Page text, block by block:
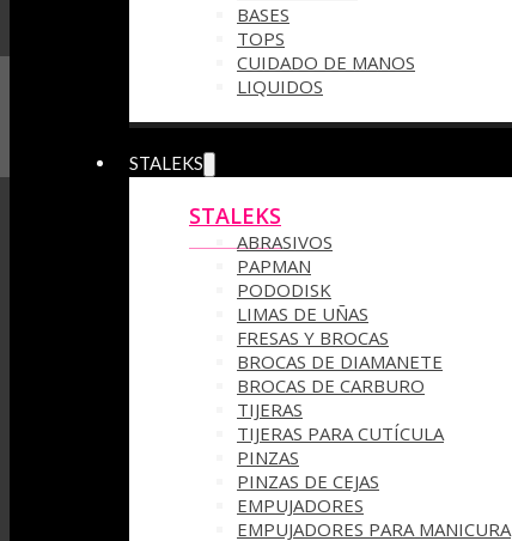
BASES
TOPS
CUIDADO DE MANOS
LIQUIDOS
STALEKS
STALEKS
ABRASIVOS
PAPMAN
PODODISK
LIMAS DE UÑAS
FRESAS Y BROCAS
BROCAS DE DIAMANETE
BROCAS DE CARBURO
TIJERAS
TIJERAS PARA CUTÍCULA
PINZAS
PINZAS DE CEJAS
EMPUJADORES
EMPUJADORES PARA MANICURA